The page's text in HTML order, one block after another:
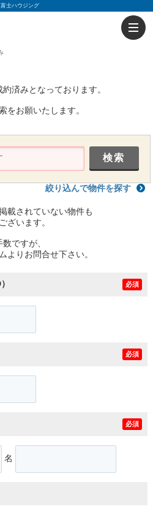
士ハウジング
済みとなっております。
をお願いたします。
絞り込んで物件を探す
載されていない物件も
ざいます。
数ですが、
よりお問合せ下さい。
必須
必須
必須
名